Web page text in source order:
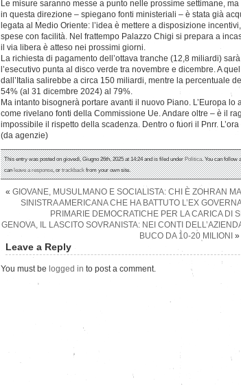
Le misure saranno messe a punto nelle prossime settimane,
in questa direzione – spiegano fonti ministeriali – è stata già
legata al Medio Oriente: l’idea è mettere a disposizione
spese con facilità. Nel frattempo Palazzo Chigi si prepara a
il via libera è atteso nei prossimi giorni.
La richiesta di pagamento dell’ottava tranche (12,8 miliardi)
l’esecutivo punta al disco verde tra novembre e dicembre. A
dall’Italia salirebbe a circa 150 miliardi, mentre la percentuale
54% (al 31 dicembre 2024) al 79%.
Ma intanto bisognerà portare avanti il nuovo Piano. L’Europa lo
come rivelano fonti della Commissione Ue. Andare oltre – è il
impossibile il rispetto della scadenza. Dentro o fuori il Pnrr.
(da agenzie)
This entry was posted on giovedì, Giugno 26th, 2025 at 14:24 and is filed underPolitica. You can follow
canleave a response, ortrackbackfrom your own site.
« GIOVANE, MUSULMANO E SOCIALISTA: CHI È ZOHRAN
SINISTRA AMERICANA CHE HA BATTUTO L’EX
PRIMARIE DEMOCRATICHE PER LA CARICA DI
GENOVA, IL LASCITO SOVRANISTA: NEI CONTI
BUCO DA 10-20 MILIONI »
Leave a Reply
You must be logged in to post a comment.